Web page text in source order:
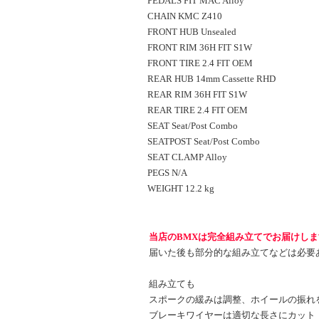
CHAIN KMC Z410
FRONT HUB Unsealed
FRONT RIM 36H FIT S1W
FRONT TIRE 2.4 FIT OEM
REAR HUB 14mm Cassette RHD
REAR RIM 36H FIT S1W
REAR TIRE 2.4 FIT OEM
SEAT Seat/Post Combo
SEATPOST Seat/Post Combo
SEAT CLAMP Alloy
PEGS N/A
WEIGHT 12.2 kg
当店のBMXは完全組み立てでお届けしま
届いた後も部分的な組み立てなどは必要
組み立ても
スポークの緩みは調整、ホイールの振れ
ブレーキワイヤーは適切な長さにカット